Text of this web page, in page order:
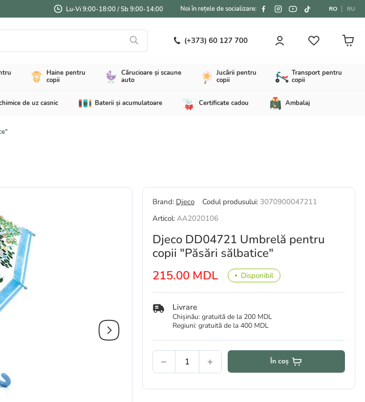
Lu-Vi 9:00-18:00 / Sb 9:00-14:00 Noi în rețele de socializare: RO RU
(+373) 60 127 700
Haine pentru
copii
Cărucioare și scaune
auto
Jucării pentru
copii
Transport pentru
copii
de uz casnic Baterii și acumulatoare Certificate cadou Ambalaj
Brand: Djeco Codul produsului: 3070900047211
Articol: AA2020106
Djeco DD04721 Umbrelă pentru
copii "Păsări sălbatice"
215.00 MDL
Disponibil
Livrare
Chișinău: gratuită de la 200 MDL
Regiuni: gratuită de la 400 MDL
În coș